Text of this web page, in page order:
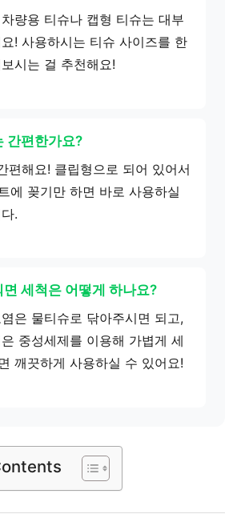
량용 티슈나 캡형 티슈는 대부
! 사용하시는 티슈 사이즈를 한
시는 걸 추천해요!
간편한가요?
편해요! 클립형으로 되어 있어서
에 꽂기만 하면 바로 사용하실
.
면 세척은 어떻게 하나요?
은 물티슈로 닦아주시면 되고,
중성세제를 이용해 가볍게 세
깨끗하게 사용하실 수 있어요!